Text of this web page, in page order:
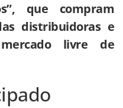
que compram
distribuidoras e
livre de